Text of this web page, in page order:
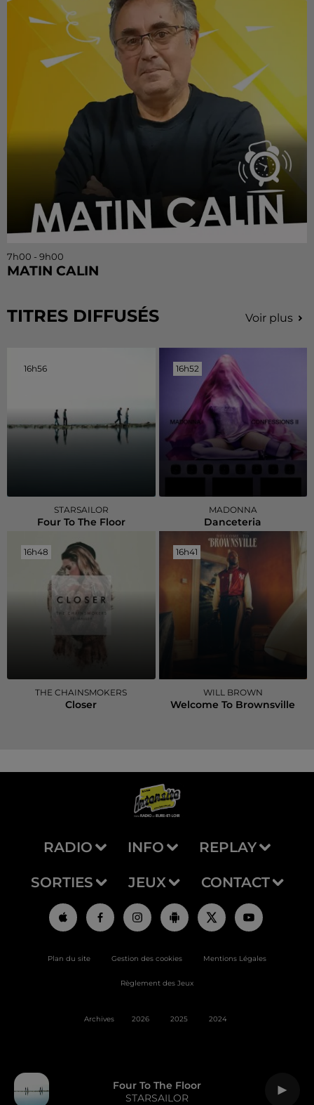
Four To The Floor
STARSAILOR
7h00 - 9h00
MATIN CALIN
TITRES DIFFUSÉS Voir plus
16h56
16h56
STARSAILOR
Four To The Floor
16h52
16h52
MADONNA
Danceteria
16h48
16h48
THE CHAINSMOKERS
Closer
16h41
16h41
WILL BROWN
Welcome To Brownsville
RADIO INFO REPLAY
SORTIES JEUX CONTACT
Plan du site Gestion des cookies Mentions Légales
Règlement des Jeux
Archives 2026 2025 2024